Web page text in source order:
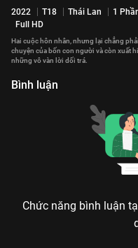
2022 T18 Thái Lan
1
Full HD
Hai cuộc hôn nhân, nhưng lại chẳng
chuyện của bốn con người và còn xuất
những vô vàn lời dối trá.
Bình luận
Chức năng bình luận